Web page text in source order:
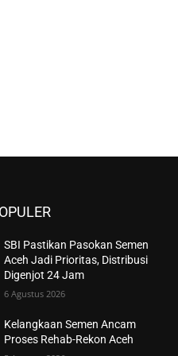
SBI Pastikan Pasokan Semen
Aceh Jadi Prioritas, Distribusi
Digenjot 24 Jam
6 Agustus 2026
Kelangkaan Semen Ancam
Proses Rehab-Rekon Aceh